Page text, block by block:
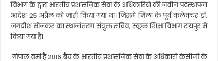
विभाग के द्वारा भारतीय प्रशासनिक सेवा के अधिकारियों की नवीन पदस्थापना
आदेश 25 अप्रैल को जारी किया गया था। जिसमे जिला के पूर्व कलेक्टर डॉ.
जगदीश सोनकर का स्थानांतरण संयुक्त सचिव, स्कूल शिक्षा विभाग रायपुर में
किया गया है।
गोपाल वर्मा है 2016 बैच के भारतीय प्रशासनिक सेवा के अधिकारी केसीजी के